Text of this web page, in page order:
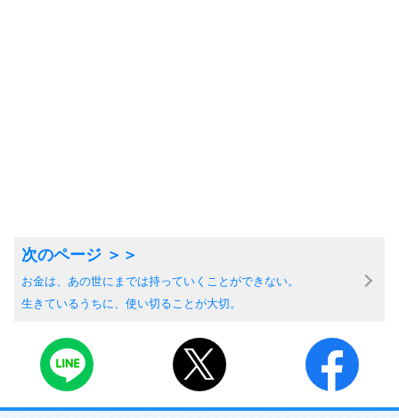
お金は、あの世にまでは持っていくことができない。
生きているうちに、使い切ることが大切。